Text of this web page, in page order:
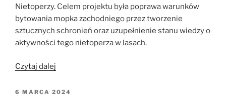
Nietoperzy. Celem projektu była poprawa warunków
bytowania mopka zachodniego przez tworzenie
sztucznych schronień oraz uzupełnienie stanu wiedzy o
aktywności tego nietoperza w lasach.
Czytaj dalej
ochrony
OPUBLIKOWANE
6 MARCA 2024